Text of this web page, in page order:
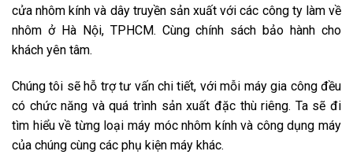
cửa nhôm kính và dây truyền sản xuất với các công ty làm về
nhôm ở Hà Nội, TPHCM. Cùng chính sách bảo hành cho
khách yên tâm.
Chúng tôi sẽ hỗ trợ tư vấn chi tiết, với mỗi máy gia công đều
có chức năng và quá trình sản xuất đặc thù riêng. Ta sẽ đi
tìm hiểu về từng loại máy móc nhôm kính và công dụng máy
của chúng cùng các phụ kiện máy khác.